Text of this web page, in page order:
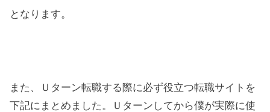
となります。
また、Ｕターン転職する際に必ず役立つ転職サイトを
下記にまとめました。Ｕターンしてから僕が実際に使